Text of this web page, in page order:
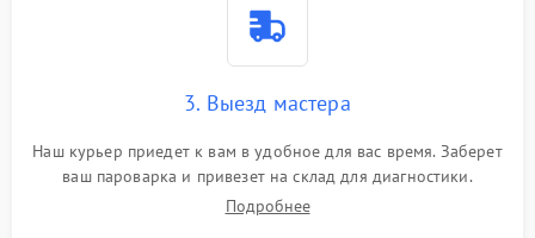
3. Выезд мастера
Наш курьер приедет к вам в удобное для вас время. Заберет
ваш пароварка и привезет на склад для диагностики.
Подробнее